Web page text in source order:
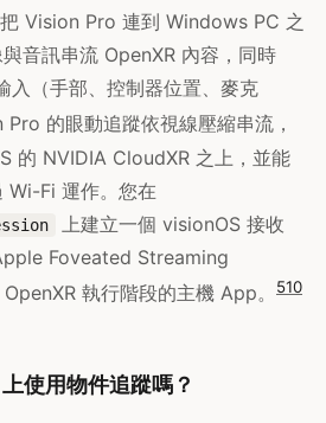
Vision Pro 連到 Windows PC 之
音訊串流 OpenXR 內容，同時
入（手部、控制器位置、麥克
的眼動追蹤依視線壓縮串流，
的 NVIDIA CloudXR 之上，並能
Wi-Fi 運作。您在
上建立一個 visionOS 接收
Foveated Streaming
執行階段的主機 App。
510
使用物件追蹤嗎？